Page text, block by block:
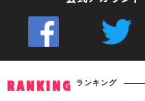
RANKING ランキング